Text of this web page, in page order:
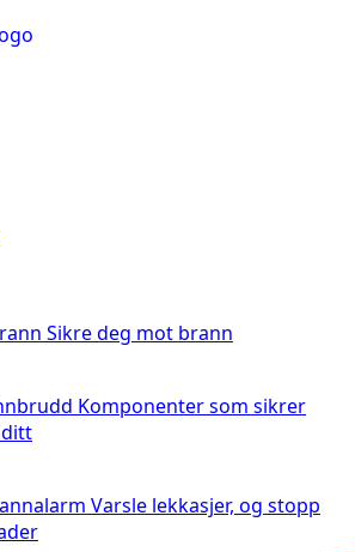
Sikre deg mot brann
Komponenter som sikrer
Varsle lekkasjer, og stopp